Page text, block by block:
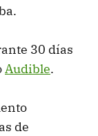
30 días
Audible.
de